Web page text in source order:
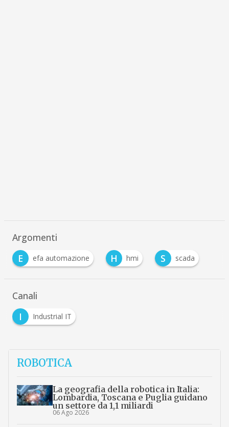
Argomenti
E
efa automazione H hmi S scada
Canali
I
Industrial IT
ROBOTICA
La geografia della robotica in Italia:
Lombardia, Toscana e Puglia guidano
un settore da 1,1 miliardi
06 Ago 2026